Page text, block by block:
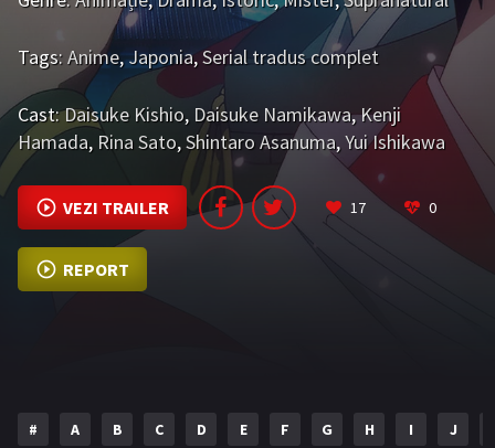
Bromance / BL China BL Vietnam
BL Philipine Cupluri Mixte
LGBTQ+ NON-ASIA
Articole Cărți traduse
Muzică
Tags:Anime,Japonia,Serial tradus complet
Cast:Daisuke Kishio, Daisuke Namikawa,Kenji
Hamada, Rina Sato,Shintaro Asanuma,Yui Ishikawa
VEZI TRAILER 17 0
REPORT
# A B C D E F G H I J